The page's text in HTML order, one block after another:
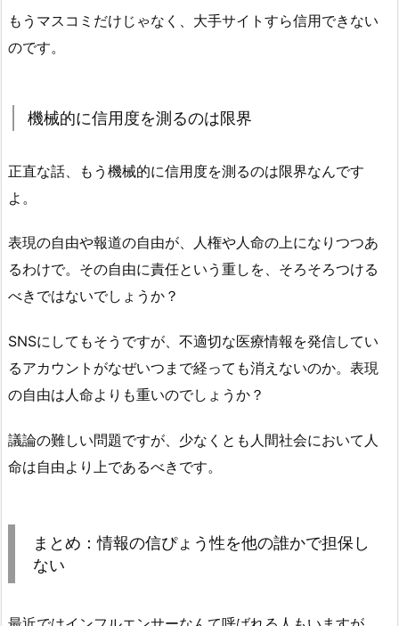
もうマスコミだけじゃなく、大手サイトすら信用できない
のです。
機械的に信用度を測るのは限界
正直な話、もう機械的に信用度を測るのは限界なんです
よ。
表現の自由や報道の自由が、人権や人命の上になりつつあ
るわけで。その自由に責任という重しを、そろそろつける
べきではないでしょうか？
SNSにしてもそうですが、不適切な医療情報を発信してい
るアカウントがなぜいつまで経っても消えないのか。表現
の自由は人命よりも重いのでしょうか？
議論の難しい問題ですが、少なくとも人間社会において人
命は自由より上であるべきです。
まとめ：情報の信ぴょう性を他の誰かで担保し
ない